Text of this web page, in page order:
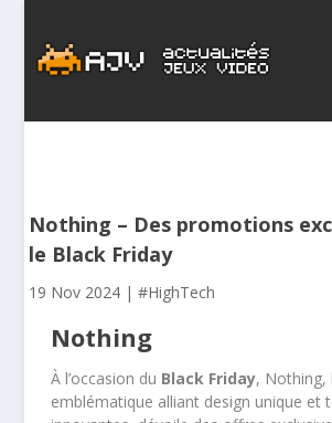
Nothing – Des promotions
le Black Friday
19 Nov 2024 |#HighTech
Nothing
À l’occasion du Black Friday, Nothing,
emblématique alliant design unique et